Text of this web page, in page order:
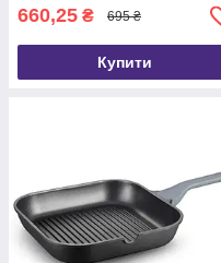
660,25 ₴ 695 ₴
Купити